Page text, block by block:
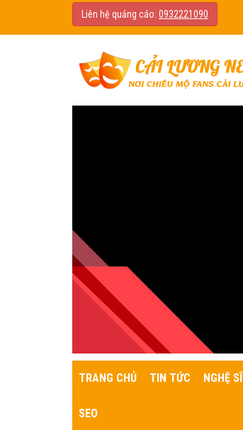
Liên hệ quảng cáo: 0932221090
TRANG CHỦ TIN TỨC NGHỆ SĨ
SEO